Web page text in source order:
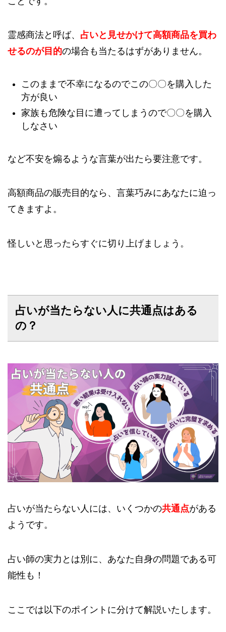
霊感商法と呼ば、 占いと見せかけて高額商品を買わ
せるのが目的の場合も当たるはずがありません。
このままで不幸になるのでこの〇〇を購入した
方が良い
家族も危険な目に遭ってしまうので〇〇を購入
しなさい
など不安を煽るような言葉が出たら要注意です。
高額商品の販売目的なら、言葉巧みにあなたに迫っ
てきますよ。
怪しいと思ったらすぐに切り上げましょう。
占いが当たらない人に共通点はある
の？
占いが当たらない人には、いくつかの共通点がある
ようです。
占い師の実力とは別に、あなた自身の問題である可
能性も！
ここでは以下のポイントに分けて解説いたします。